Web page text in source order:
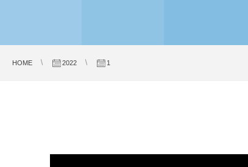
HOME 2022 1